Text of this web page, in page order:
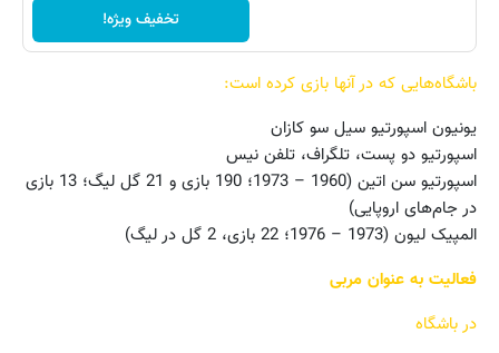
تخفیف ویژه!
باشگاه‌هایی که در آنها بازی کرده است:
یونیون اسپورتیو سیل سو کازان
اسپورتیو دو پست، تلگراف، تلفن نیس
اسپورتیو سن اتین (1960 – 1973؛ 190 بازی و 21 گل لیگ؛ 13 بازی
در جام‌های اروپایی)
المپیک لیون (1973 – 1976؛ 22 بازی، 2 گل در لیگ)
فعالیت به عنوان مربی
در باشگاه